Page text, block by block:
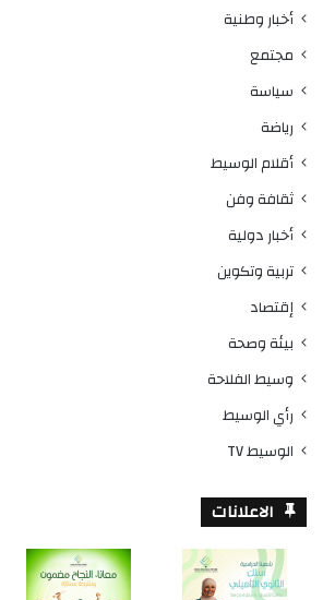
أخبار وطنية
مجتمع
سياسة
رياضة
أقلام الوسيط
ثقافة وفن
أخبار دولية
تربية وتكوين
إقتصاد
بيئة وصحة
وسيط الفلاحة
رأي الوسيط
الوسيط TV
الاعلانات